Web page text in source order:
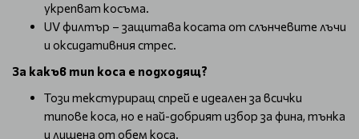
укрепват косъма.
UV филтър – защитава косата от слънчевите лъчи
и оксидативния стрес.
За какъв тип коса е подходящ?
Този текстуриращ спрей е идеален за всички
типове коса, но е най-добрият избор за фина, тънка
и лишена от обем коса.